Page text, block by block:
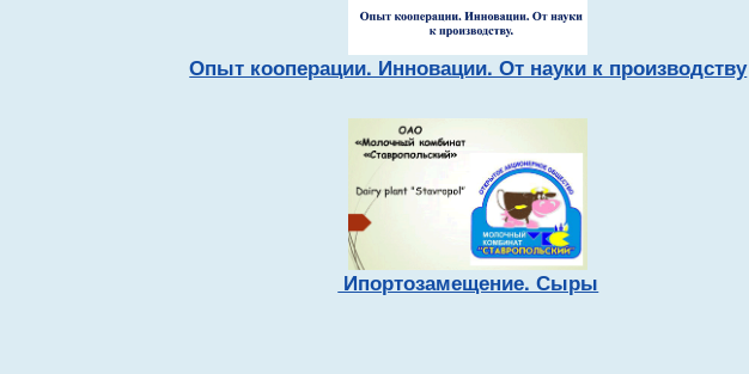
Опыт кооперации. Инновации. От науки к производству
Ипортозамещение. Сыры